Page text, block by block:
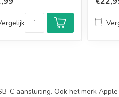
C aansluiting. Ook het merk